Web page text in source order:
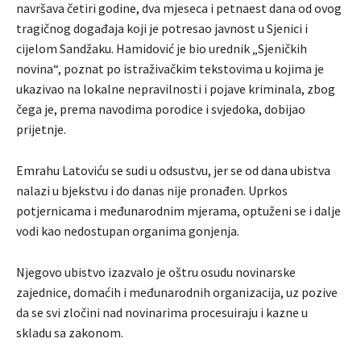
navršava četiri godine, dva mjeseca i petnaest dana od ovog
tragičnog događaja koji je potresao javnost u Sjenici i
cijelom Sandžaku. Hamidović je bio urednik „Sjeničkih
novina“, poznat po istraživačkim tekstovima u kojima je
ukazivao na lokalne nepravilnosti i pojave kriminala, zbog
čega je, prema navodima porodice i svjedoka, dobijao
prijetnje.
Emrahu Latoviću se sudi u odsustvu, jer se od dana ubistva
nalazi u bjekstvu i do danas nije pronađen. Uprkos
potjernicama i međunarodnim mjerama, optuženi se i dalje
vodi kao nedostupan organima gonjenja.
Njegovo ubistvo izazvalo je oštru osudu novinarske
zajednice, domaćih i međunarodnih organizacija, uz pozive
da se svi zločini nad novinarima procesuiraju i kazne u
skladu sa zakonom.